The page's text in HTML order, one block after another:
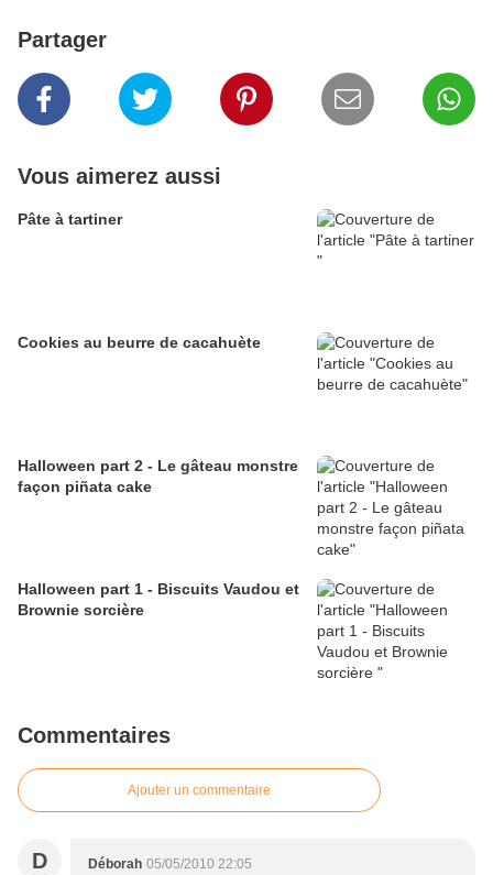
Partager
Vous aimerez aussi
Pâte à tartiner
Cookies au beurre de cacahuète
Halloween part 2 - Le gâteau monstre
façon piñata cake
Halloween part 1 - Biscuits Vaudou et
Brownie sorcière
Commentaires
Ajouter un commentaire
D Déborah 05/05/2010 22:05